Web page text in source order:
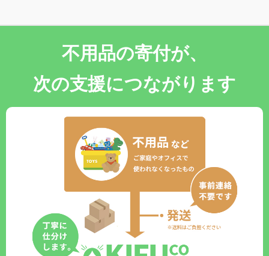
不用品の寄付が、
次の支援につながります